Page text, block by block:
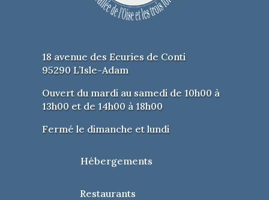
18 avenue des Ecuries de Conti
95290 L’Isle-Adam
Ouvert du mardi au samedi de 10h00 à
13h00 et de 14h00 à 18h00
Fermé le dimanche et lundi
Hébergements
Restaurants